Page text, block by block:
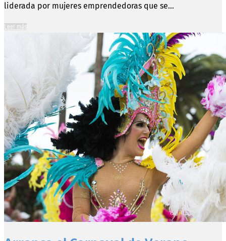
liderada por mujeres emprendedoras que se...
Leer más